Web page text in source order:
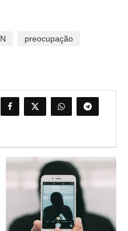
preocupação